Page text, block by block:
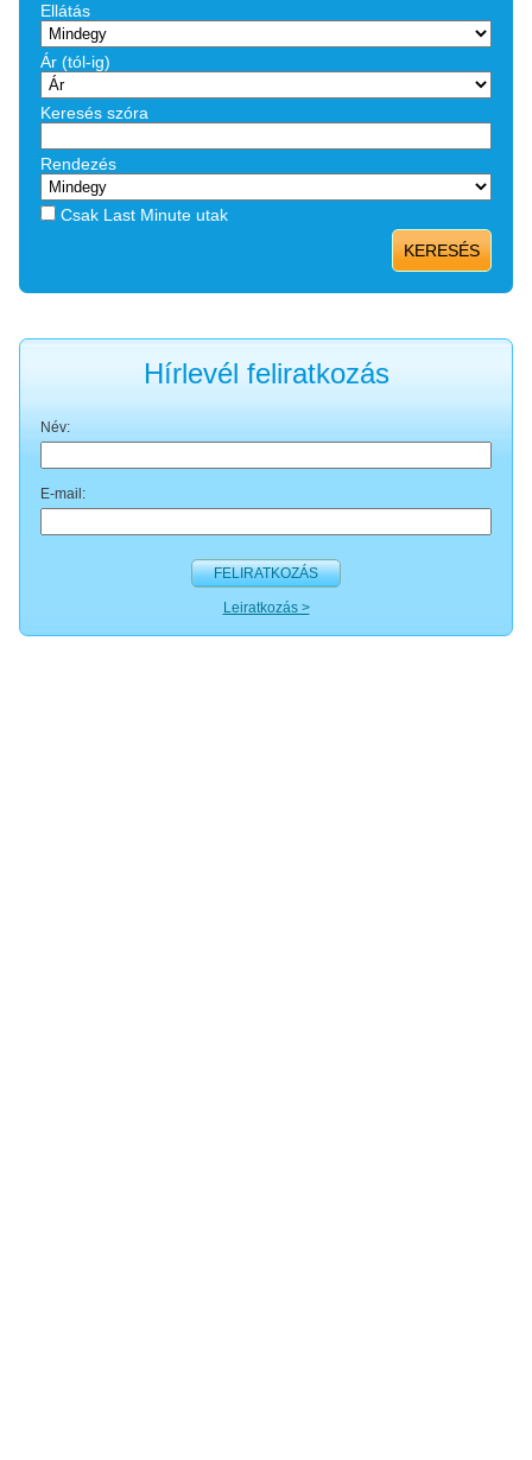
Ellátás
Ár (tól-ig)
Keresés szóra
Rendezés
Csak Last Minute utak
KERESÉS
Hírlevél feliratkozás
Név:
E-mail:
FELIRATKOZÁS
Leiratkozás >